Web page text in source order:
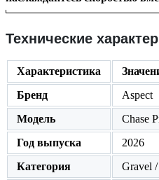
Технические
Характеристика
Бренд
Aspect
Модель
Chase
Год выпуска
2026
Категория
Gravel